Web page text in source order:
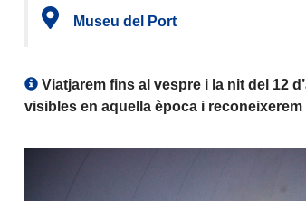
Museu del Port
Viatjarem fins al vespre i la nit del 12
visibles en aquella època i